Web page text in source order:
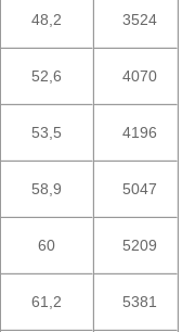
48,2 3524
52,6 4070
53,5 4196
58,9 5047
60 5209
61,2 5381